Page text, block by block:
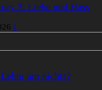
3: Liebe und Hass
1
um nichts?